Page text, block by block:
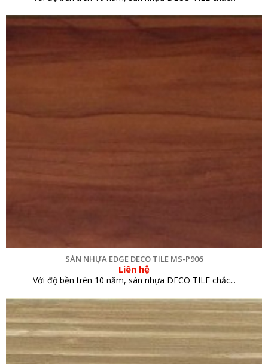
SÀN NHỰA EDGE DECO TILE MS-P906
Liên hệ
Với độ bền trên 10 năm, sàn nhựa DECO TILE chắc...